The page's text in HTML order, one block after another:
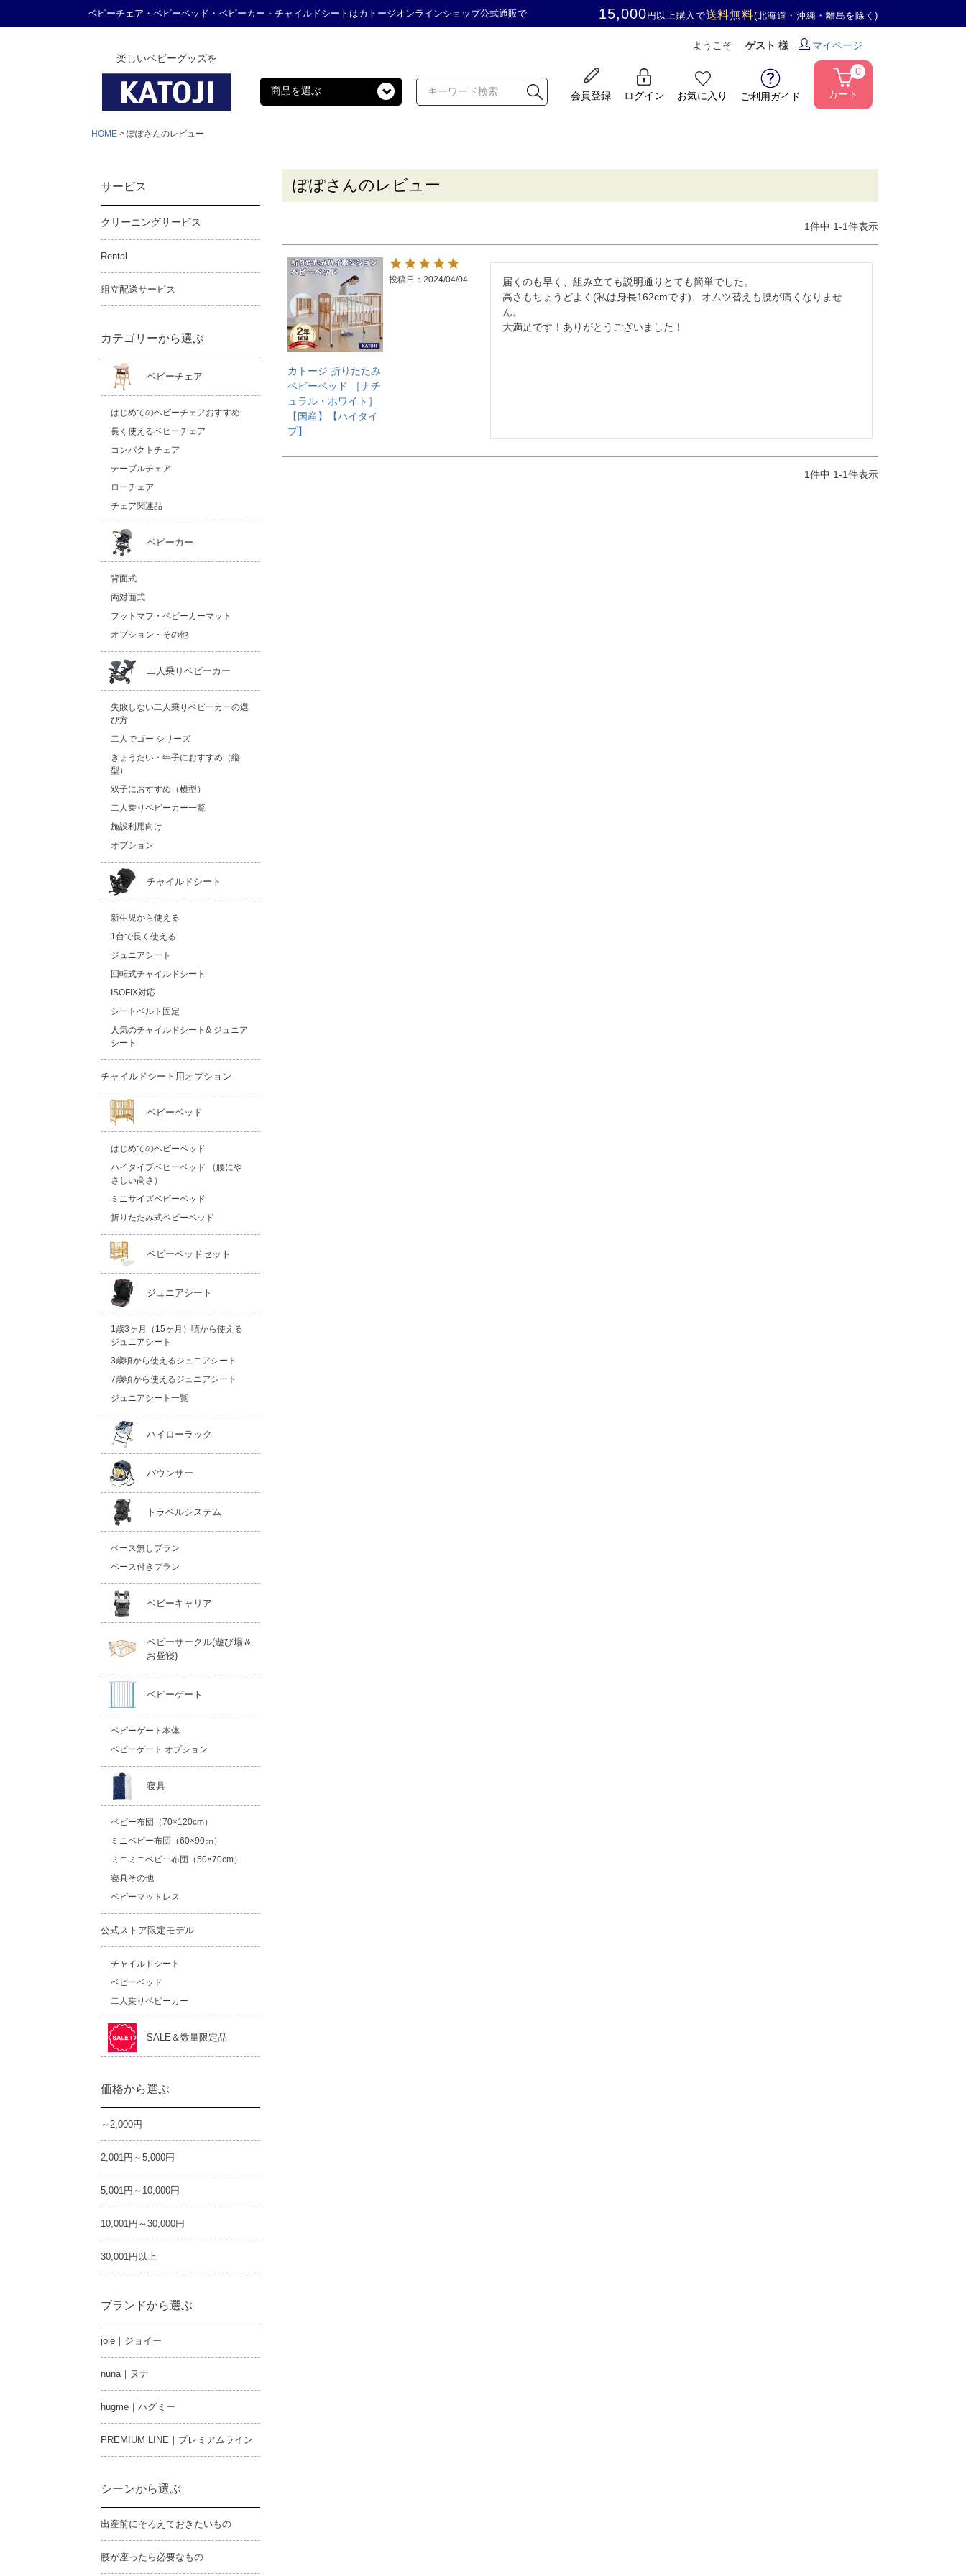
ベビーチェア・ベビーベッド・ベビーカー・チャイルドシートはカトージオンラインショップ公式通販で 15,000 円以上購入で送料無料(北海道・沖縄・離島を除く)
楽しいベビーグッズを
商品を選ぶ
ようこそ ゲスト 様 マイページ
会員登録 ログイン お気に入り ご利用ガイド カート
0
HOME ぽぽさんのレビュー
サービス
クリーニングサービス
Rental
組立配送サービス
カテゴリーから選ぶ
ベビーチェア
はじめてのベビーチェアおすすめ
長く使えるベビーチェア
コンパクトチェア
テーブルチェア
ローチェア
チェア関連品
ベビーカー
背面式
両対面式
フットマフ・ベビーカーマット
オプション・その他
二人乗りベビーカー
失敗しない二人乗りベビーカーの選
び方
二人でゴー シリーズ
きょうだい・年子におすすめ（縦
型）
双子におすすめ（横型）
二人乗りベビーカー一覧
施設利用向け
オプション
チャイルドシート
新生児から使える
1台で長く使える
ジュニアシート
回転式チャイルドシート
ISOFIX対応
シートベルト固定
人気のチャイルドシート& ジュニア
シート
チャイルドシート用オプション
ベビーベッド
はじめてのベビーベッド
ハイタイプベビーベッド （腰にや
さしい高さ）
ミニサイズベビーベッド
折りたたみ式ベビーベッド
ベビーベッドセット
ジュニアシート
1歳3ヶ月（15ヶ月）頃から使える
ジュニアシート
3歳頃から使えるジュニアシート
7歳頃から使えるジュニアシート
ジュニアシート一覧
ハイローラック
バウンサー
トラベルシステム
ベース無しプラン
ベース付きプラン
ベビーキャリア
ベビーサークル(遊び場＆
お昼寝)
ベビーゲート
ベビーゲート本体
ベビーゲート オプション
寝具
ベビー布団（70×120cm）
ミニベビー布団（60×90㎝）
ミニミニベビー布団（50×70cm）
寝具その他
ベビーマットレス
公式ストア限定モデル
チャイルドシート
ベビーベッド
二人乗りベビーカー
SALE＆数量限定品
価格から選ぶ
～2,000円
2,001円～5,000円
5,001円～10,000円
10,001円～30,000円
30,001円以上
ブランドから選ぶ
joie｜ジョイー
nuna｜ヌナ
hugme｜ハグミー
PREMIUM LINE｜プレミアムライン
シーンから選ぶ
出産前にそろえておきたいもの
腰が座ったら必要なもの
ぽぽさんのレビュー
1件中 1-1件表示
カトージ 折りたたみ
ベビーベッド ［ナチ
ュラル・ホワイト］
【国産】【ハイタイ
プ】
投稿日 2024/04/04
届くのも早く、組み立ても説明通りとても簡単でした。
高さもちょうどよく(私は身長162cmです)、オムツ替えも腰が痛くなりませ
ん。
1件中 1-1件表示